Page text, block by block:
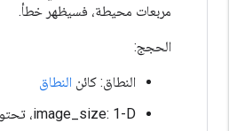
مربعات محيطة، فسيظهر خطأ.
الحجج:
النطاق: كائن النطاق
image_size: 1-D، تحتوي على